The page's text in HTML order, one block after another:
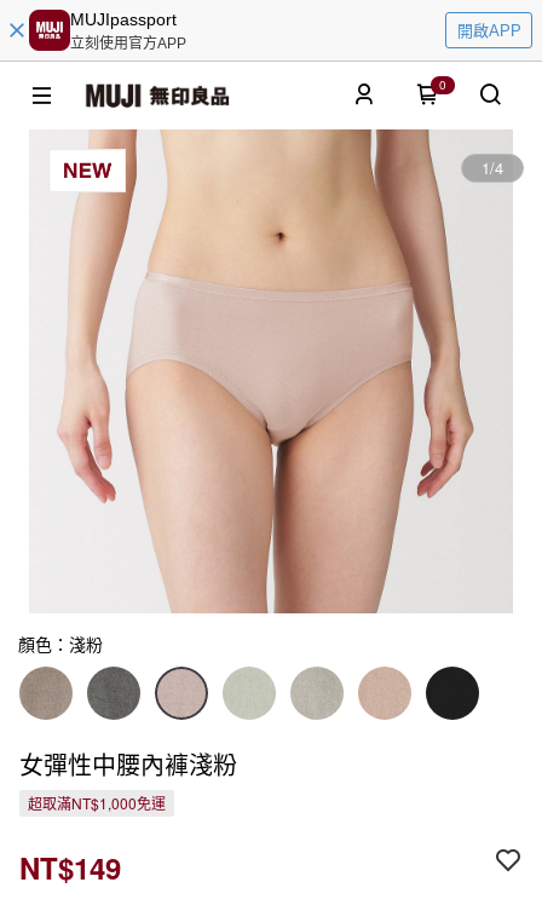
MUJIpassport
立刻使用官方APP
開啟APP
0
1/4
顏色：淺粉
女彈性中腰內褲淺粉
超取滿NT$1,000免運
NT$149